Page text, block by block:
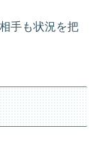
手も状況を把